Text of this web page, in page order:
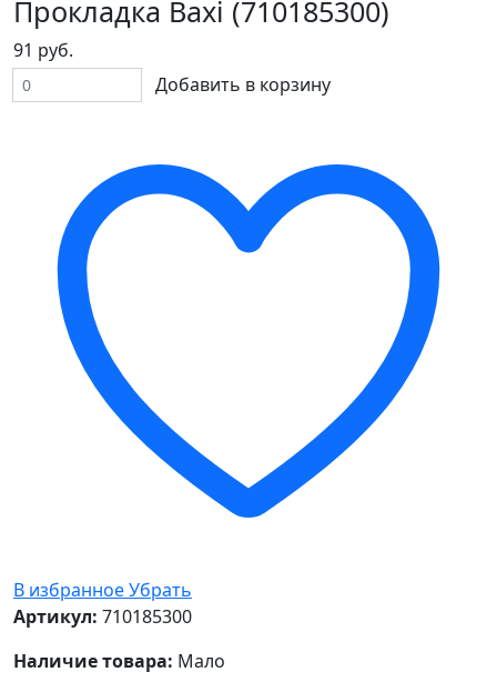
Прокладка Baxi (710185300)
91 руб.
Добавить в корзину
В избранноеУбрать
Артикул: 710185300
Наличие товара: Мало